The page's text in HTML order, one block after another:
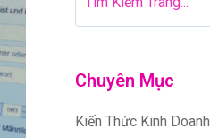
Chuyên Mục
Kiến Thức Kinh Doanh